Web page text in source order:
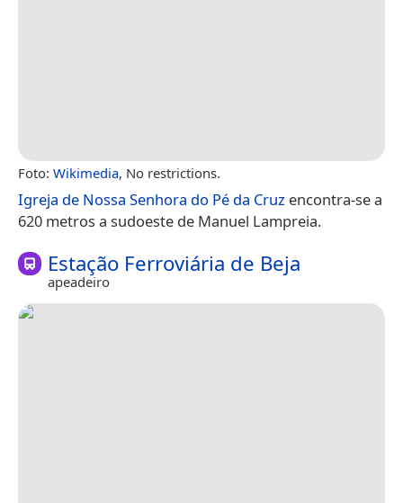
Foto: Wikimedia, No restrictions.
Igreja de Nossa Senhora do Pé da Cruz encontra-se a
620 metros a sudoeste de Manuel Lampreia.
Estação Ferroviária de Beja
apeadeiro